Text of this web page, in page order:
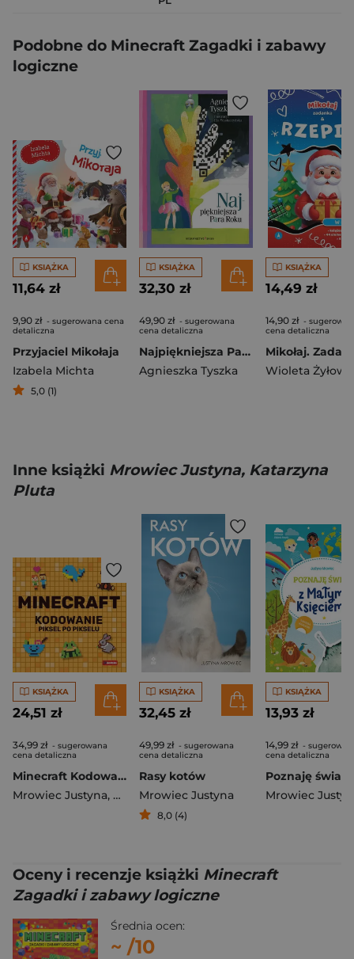
Podobne do Minecraft Zagadki i zabawy
logiczne
KSIĄŻKA
11,64 zł
9,90 zł - sugerowana cena
detaliczna
Przyjaciel Mikołaja
Izabela Michta
5,0 (1)
KSIĄŻKA
32,30 zł
49,90 zł - sugerowana
cena detaliczna
Najpiękniejsza Para Roku
Agnieszka Tyszka
KSIĄŻKA
14,49 zł
14,90 zł -
cena detaliczna
Wioleta
Inne książki Mrowiec Justyna, Katarzyna
Pluta
KSIĄŻKA
24,51 zł
34,99 zł - sugerowana
cena detaliczna
Minecraft Kodowanie piksel po pikselu
Mrowiec Justyna, Katarzyna Pluta
KSIĄŻKA
32,45 zł
49,99 zł - sugerowana
cena detaliczna
Rasy kotów
Mrowiec Justyna
8,0 (4)
KSIĄŻKA
13,93 zł
14,99 zł -
cena detaliczna
Mrowiec
Oceny i recenzje książki Minecraft
Zagadki i zabawy logiczne
Średnia ocen:
~ /10